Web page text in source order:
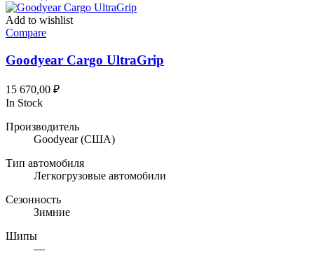
Add to wishlist
Compare
Goodyear Cargo UltraGrip
15 670,00 ₽
In Stock
Производитель
Goodyear(США)
Тип автомобиля
Легкогрузовые автомобили
Сезонность
Зимние
Шипы
—